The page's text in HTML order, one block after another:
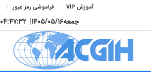
آموزش VIP فراموشی رمز عبور
جمعه۱۴۰۵/۰۵/۱۶| ۰۴:۴۷:۳۳